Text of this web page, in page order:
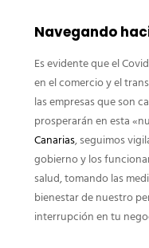
Navegando
Es evidente que el
en el comercio y el
las empresas que son
prosperarán en esta
Canarias, seguimos
gobierno y los
salud, tomando las
bienestar de nuestro
interrupción en tu